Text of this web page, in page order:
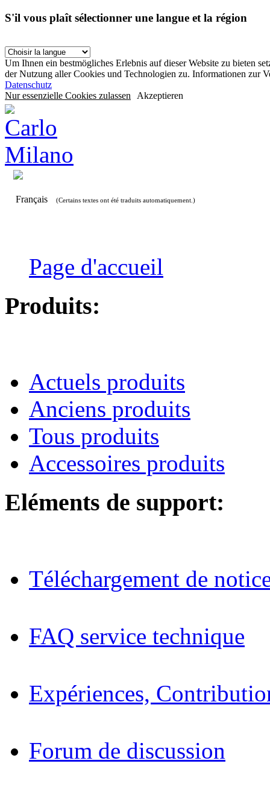
S'il vous plaît sélectionner une langue et la région
Um Ihnen ein bestmögliches Erlebnis auf dieser Website zu bieten
der Nutzung aller Cookies und Technologien zu. Informationen zur
Datenschutz
Nur essenzielle Cookies zulassen Akzeptieren
Français (Certains textes ont été traduits automatiquement.)
Page d'accueil
Produits:
Actuels produits
Anciens produits
Tous produits
Accessoires produits
Eléments de support:
Téléchargement de
FAQ service technique
Expériences,
Forum de discussion